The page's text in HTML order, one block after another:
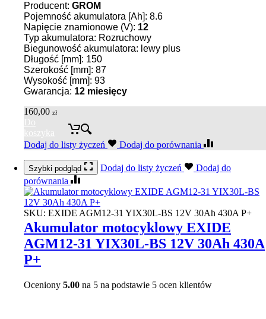
Producent: GROM
Pojemność akumulatora [Ah]: 8.6
Napięcie znamionowe (V): 12
Typ akumulatora: Rozruchowy
Biegunowość akumulatora: lewy plus
Długość [mm]: 150
Szerokość [mm]: 87
Wysokość [mm]: 93
Gwarancja: 12 miesięcy
160,00 zł
Do
koszyka
Dodaj do listy życzeń
Dodaj do porównania
Szybki podgląd Dodaj do listy życzeń
Dodaj do
porównania
SKU: EXIDE AGM12-31 YIX30L-BS 12V 30Ah 430A P+
Akumulator motocyklowy EXIDE
AGM12-31 YIX30L-BS 12V 30Ah 430A
P+
Oceniony 5.00 na 5 na podstawie 5 ocen klientów